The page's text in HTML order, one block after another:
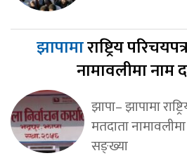
झापामाराष्ट्रिय
नामावलीमा नाम
झापा– झापामा
मतदाता
सङ्ख्या